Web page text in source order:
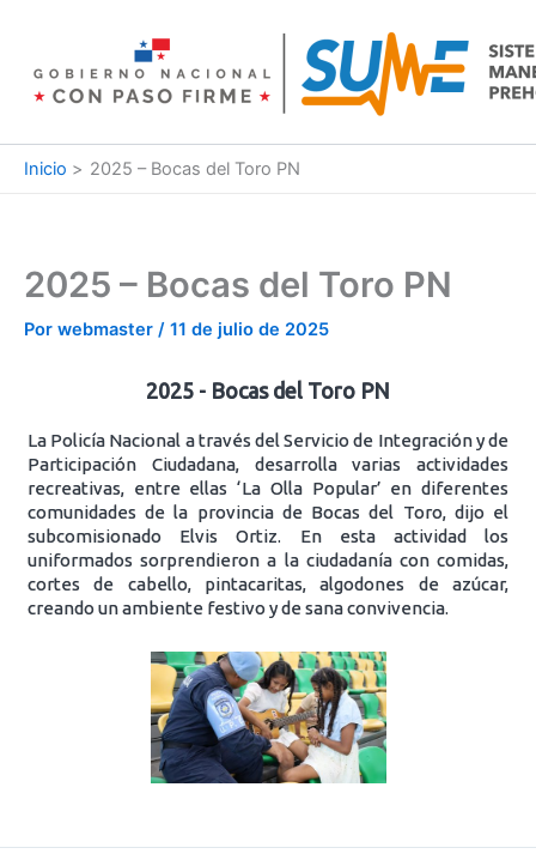
contenido
Inicio 2025 – Bocas del Toro PN
2025 – Bocas del Toro PN
Por webmaster / 11 de julio de 2025
2025 - Bocas del Toro PN
La Policía Nacional a través del Servicio de Integración y de
Participación Ciudadana, desarrolla varias actividades
recreativas, entre ellas ‘La Olla Popular’ en diferentes
comunidades de la provincia de Bocas del Toro, dijo el
subcomisionado Elvis Ortiz. En esta actividad los
uniformados sorprendieron a la ciudadanía con comidas,
cortes de cabello, pintacaritas, algodones de azúcar,
creando un ambiente festivo y de sana convivencia.